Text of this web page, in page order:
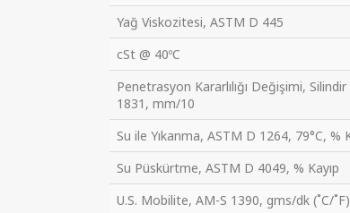
Yağ Viskozitesi, ASTM D 445
cSt @ 40ºC
Penetrasyon Kararlılığı Değişimi,
1831, mm/10
Su ile Yıkanma, ASTM D 1264, 79°C, %
Su Püskürtme, ASTM D 4049, % Kayıp
U.S. Mobilite, AM-S 1390, gms/dk (˚C/˚F)